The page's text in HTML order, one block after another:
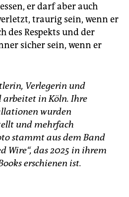
er darf aber auch
traurig sein, wenn er
des Respekts und der
sicher sein, wenn er
Verlegerin und
arbeitet in Köln. Ihre
wurden
und mehrfach
stammt aus dem Band
Wire“, das 2025 in ihrem
erschienen ist.